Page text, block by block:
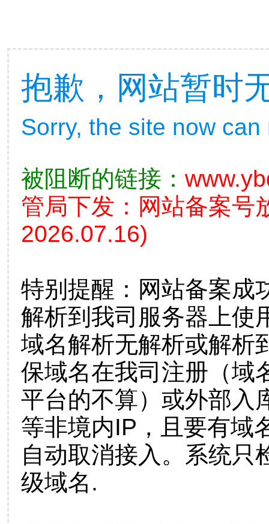
抱歉，网站暂时
Sorry, the site now
被阻断的链接：
管局下发：网站备案号
2026.07.16)
特别提醒：网站备案成
解析到我司服务器上使
域名解析无解析或解析
保域名在我司注册（域
平台的不算）或外部入
等非境内IP，且要有域
自动取消接入。系统只
级域名.